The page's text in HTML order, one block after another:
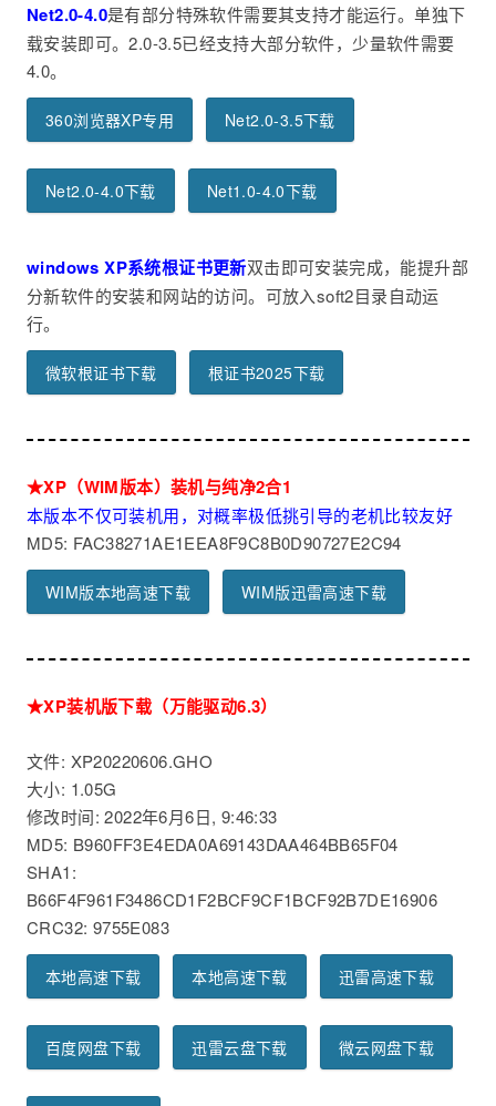
Net2.0-4.0是有部分特殊软件需要其支持才能运行。单独下
载安装即可。2.0-3.5已经支持大部分软件，少量软件需要
4.0。
360浏览器XP专用 Net2.0-3.5下载
Net2.0-4.0下载 Net1.0-4.0下载
windows XP系统根证书更新双击即可安装完成，能提升部
分新软件的安装和网站的访问。可放入soft2目录自动运
行。
微软根证书下载 根证书2025下载
★XP（WIM版本）装机与纯净2合1
本版本不仅可装机用，对概率极低挑引导的老机比较友好
MD5: FAC38271AE1EEA8F9C8B0D90727E2C94
WIM版本地高速下载 WIM版迅雷高速下载
★XP装机版下载（万能驱动6.3）
文件: XP20220606.GHO
大小: 1.05G
修改时间: 2022年6月6日, 9:46:33
MD5: B960FF3E4EDA0A69143DAA464BB65F04
SHA1:
B66F4F961F3486CD1F2BCF9CF1BCF92B7DE16906
CRC32: 9755E083
本地高速下载 本地高速下载 迅雷高速下载
百度网盘下载 迅雷云盘下载 微云网盘下载